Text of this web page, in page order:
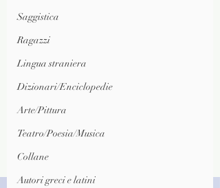
Saggistica
Ragazzi
Lingua straniera
Dizionari/Enciclopedie
Arte/Pittura
Teatro/Poesia/Musica
Collane
Autori greci e latini